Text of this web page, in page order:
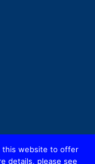
this website to offer
details, please see